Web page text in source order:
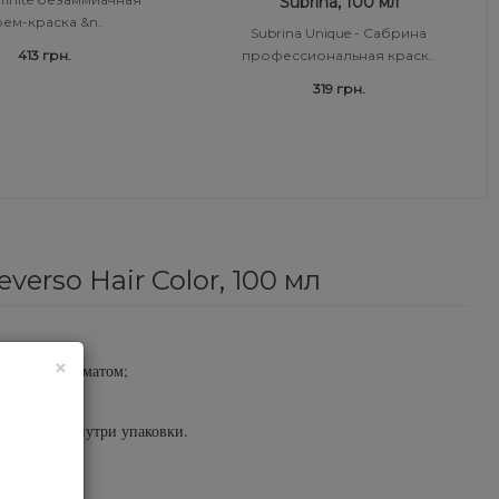
краска &n..
413 грн.
Subrina Unique - Сабрина
профессиональная краск..
319 грн.
Hair Color, 100 мл
ароматом;
внутри упаковки.
×